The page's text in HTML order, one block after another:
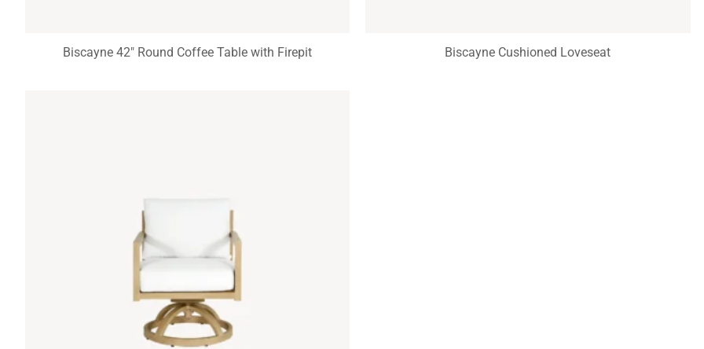
Biscayne 42″ Round Coffee Table with Firepit Biscayne Cushioned Loveseat